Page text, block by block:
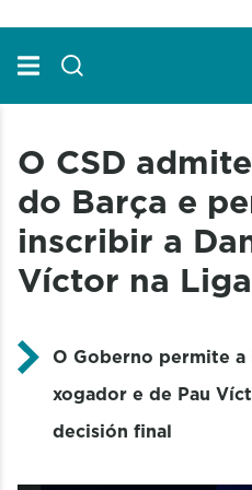
O CSD
do Barça e
inscribir a
Víctor na Liga
O Goberno permite
xogador e de Pau
decisión final